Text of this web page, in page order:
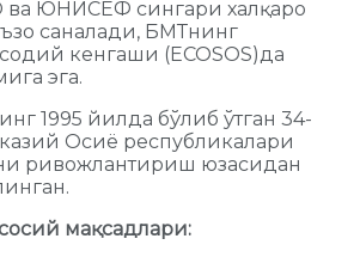
ЮНИСЕФ сингари халқаро
саналади, БМТнинг
кенгаши (ECOSOS)да
эга.
1995 йилда бўлиб ўтган 34-
Осиё республикалари
ривожлантириш юзасидан
мақсадлари: